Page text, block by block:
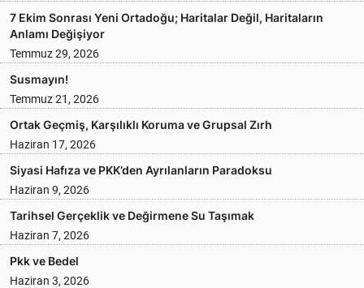
7 Ekim Sonrası Yeni Ortadoğu; Haritalar Değil, Haritaların
Anlamı Değişiyor
Temmuz 29, 2026
Susmayın!
Temmuz 21, 2026
Ortak Geçmiş, Karşılıklı Koruma ve Grupsal Zırh
Haziran 17, 2026
Siyasi Hafıza ve PKK’den Ayrılanların Paradoksu
Haziran 9, 2026
Tarihsel Gerçeklik ve Değirmene Su Taşımak
Haziran 7, 2026
Pkk ve Bedel
Haziran 3, 2026